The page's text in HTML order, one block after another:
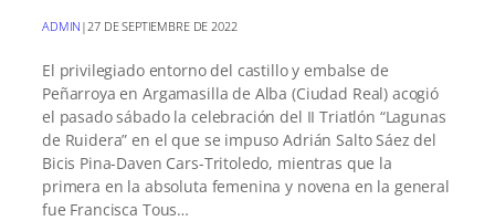
ADMIN | 27 DE SEPTIEMBRE DE 2022
El privilegiado entorno del castillo y embalse de
Peñarroya en Argamasilla de Alba (Ciudad Real) acogió
el pasado sábado la celebración del II Triatlón “Lagunas
de Ruidera” en el que se impuso Adrián Salto Sáez del
Bicis Pina-Daven Cars-Tritoledo, mientras que la
primera en la absoluta femenina y novena en la general
fue Francisca Tous…